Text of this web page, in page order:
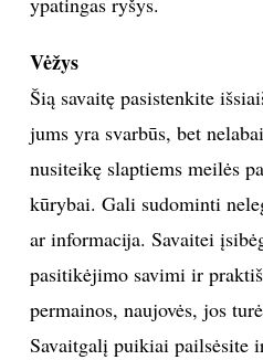
Vėžys
Šią savaitę pasistenkite
jums yra svarbūs, bet
nusiteikę slaptiems meilės
kūrybai. Gali sudominti
ar informacija. Savaitei
pasitikėjimo savimi ir
permainos, naujovės, jos
Savaitgalį puikiai pailsėsite